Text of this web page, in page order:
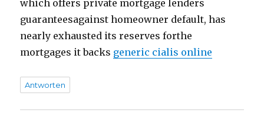
which offers private mortgage lenders
guaranteesagainst homeowner default, has
nearly exhausted its reserves forthe
mortgages it backs generic cialis online
Antworten